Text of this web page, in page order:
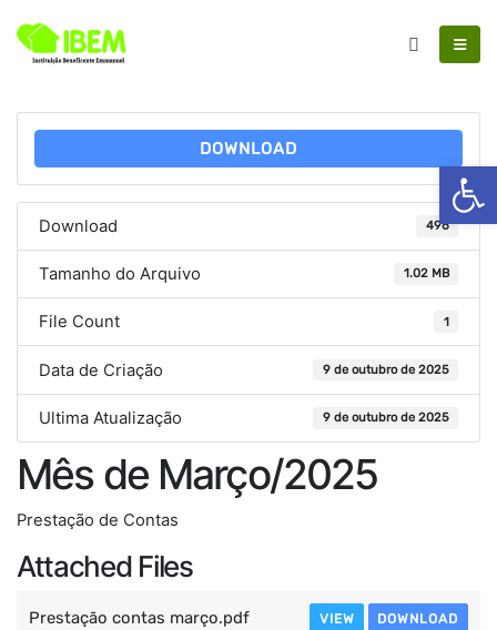
DOWNLOAD
Download 496
Tamanho do Arquivo 1.02 MB
File Count 1
Data de Criação 9 de outubro de 2025
Ultima Atualização 9 de outubro de 2025
Mês de Março/2025
Prestação de Contas
Attached Files
Prestação contas março.pdf VIEW DOWNLOAD